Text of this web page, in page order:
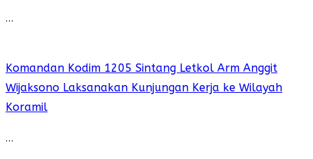
…
Komandan Kodim 1205 Sintang Letkol Arm Anggit
Wijaksono Laksanakan Kunjungan Kerja ke Wilayah
Koramil
…